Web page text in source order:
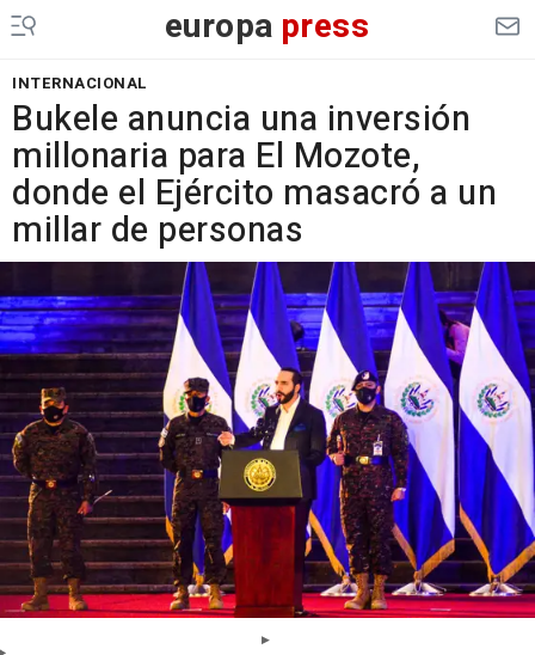
europa press
INTERNACIONAL
Bukele anuncia una inversión
millonaria para El Mozote,
donde el Ejército masacró a un
millar de personas